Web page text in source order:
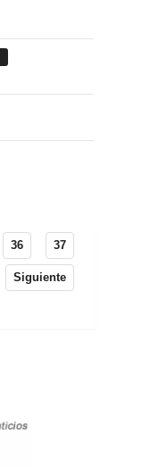
36 37
Siguiente